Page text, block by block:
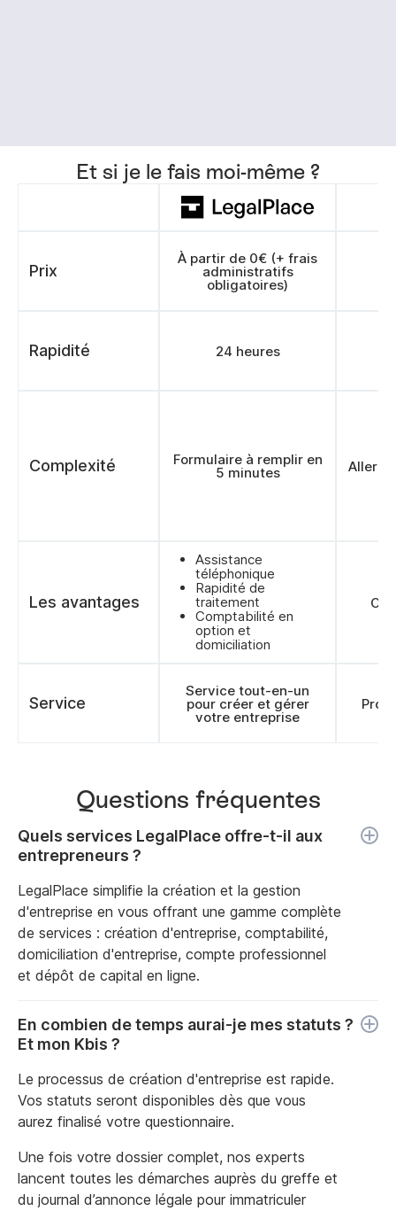
Et si je le fais moi-même ?
Prix
À partir de 0€ (+ frais
administratifs
obligatoires)
Rapidité 24 heures
Complexité Formulaire à remplir en
5 minutes Allers-
Les avantages
Assistance
téléphonique
Rapidité de
traitement
Comptabilité en
option et
domiciliation
Service
Service tout-en-un
pour créer et gérer
votre entreprise
Questions fréquentes
Quels services LegalPlace offre-t-il aux
entrepreneurs ?
LegalPlace simplifie la création et la gestion
d'entreprise en vous offrant une gamme complète
de services : création d'entreprise, comptabilité,
domiciliation d'entreprise, compte professionnel
et dépôt de capital en ligne.
En combien de temps aurai-je mes statuts ?
Et mon Kbis ?
Le processus de création d'entreprise est rapide.
Vos statuts seront disponibles dès que vous
aurez finalisé votre questionnaire.
Une fois votre dossier complet, nos experts
lancent toutes les démarches auprès du greffe et
du journal d’annonce légale pour immatriculer